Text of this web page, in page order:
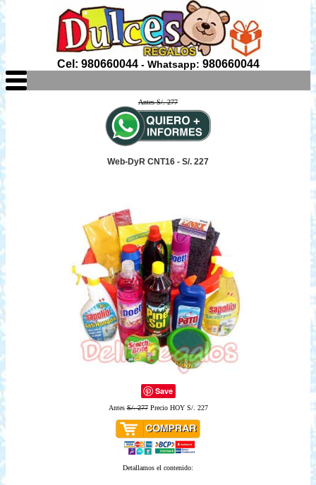
Cel: 980660044- Whatsapp: 980660044
Antes S/. 277
Web-DyR CNT16 - S/. 227
Save
AntesS/. 277Precio HOY S/. 227
Detallamos el contenido: